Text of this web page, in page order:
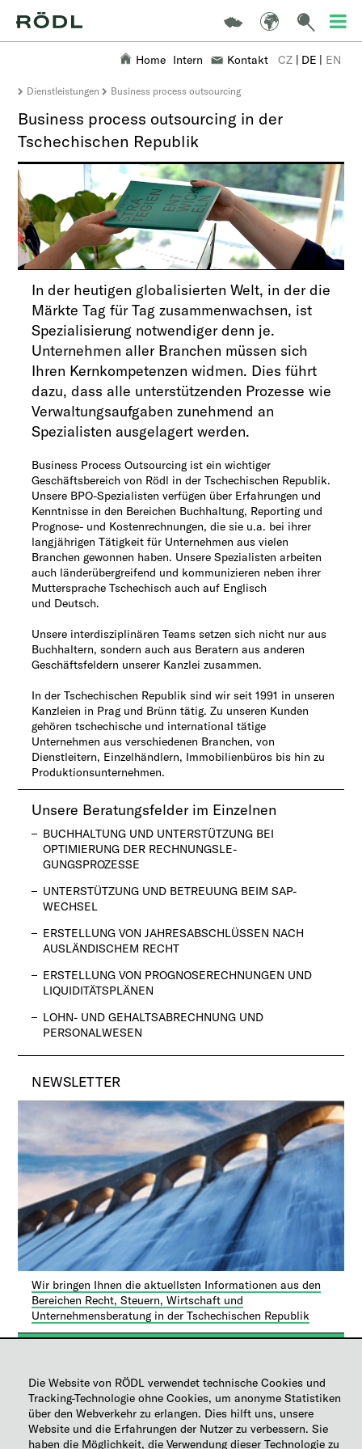
Home Intern Kontakt CZ | DE | EN
Die Website von RÖDL verwendet technische Cookies und
Tracking-Technologie ohne Cookies, um anonyme Statistiken
über den Webverkehr zu erlangen. Dies hilft uns, unsere
Website und die Erfahrungen der Nutzer zu verbessern. Sie
haben die Möglichkeit, die Verwendung dieser Technologie zu
Dienstleistungen Business process outsourcing
Business process outsourcing in der
Tschechischen Republik
In der heutigen globalisierten Welt, in der die
Märkte Tag für Tag zusammen­wachsen, ist
Spezialisierung notwen­diger denn je.
Unternehmen aller Branchen müssen sich
Ihren Kernkom­petenzen widmen. Dies führt
dazu, dass alle unterstützenden Prozesse wie
Verwaltungsaufgaben zunehmend an
Spezialisten ausgelagert werden.
Business Process Outsourcing ist ein wichtiger
Geschäftsbereich von Rödl in der Tschechischen Republik.
Unsere BPO-Spezialisten verfügen über Erfahrungen und
Kenntnisse in den Bereichen Buchhaltung, Reporting und
Prognose- und Kostenrechnungen, die sie u.a. bei ihrer
langjährigen Tätigkeit für Unternehmen aus vielen
Branchen gewonnen haben. Unsere Spezialisten arbeiten
auch länderübergreifend und kommunizieren neben ihrer
Muttersprache Tschechisch auch auf Englisch
und Deutsch.
Unsere interdisziplinären Teams setzen sich nicht nur aus
Buchhaltern, sondern auch aus Beratern aus anderen
Geschäftsfeldern unserer Kanzlei zusammen.
In der Tschechischen Republik sind wir seit 1991 in unseren
Kanzleien in Prag und Brünn tätig. Zu unseren Kunden
gehören tschechische und international tätige
Unternehmen aus verschiedenen Branchen, von
Dienstleitern, Einzelhändlern, Immobilienbüros bis hin zu
Produktionsun­terneh­men.
Unsere Beratungsfelder im Einzelnen
BUCHHALTUNG UND UNTERSTÜTZUNG BEI
OPTIMIERUNG DER RECHNUNGSLE-
GUNGSPROZESSE
UNTERSTÜTZUNG UND BETREUUNG BEIM SAP-
WECHSEL
ERSTELLUNG VON JAHRESABSCHLÜSSEN NACH
AUSLÄNDISCHEM RECHT
ERSTELLUNG VON PROGNOSERECHNUNGEN UND
LIQUIDITÄTSPLÄNEN
LOHN- UND GEHALTSABRECHNUNG UND
PERSONALWESEN
NEWSLETTER
Wir bringen Ihnen die aktuellsten Informationen aus den
Bereichen Recht, Steuern, Wirtschaft und
Unternehmensberatung in der Tschechischen Republik